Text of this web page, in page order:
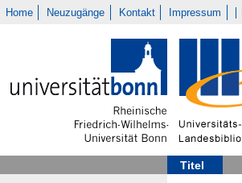
Home Neuzugänge Kontakt Impressum
Titel